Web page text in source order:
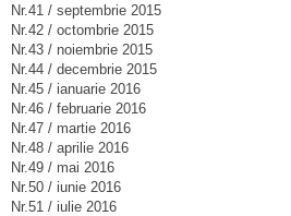
Nr.41 / septembrie 2015
Nr.42 / octombrie 2015
Nr.43 / noiembrie 2015
Nr.44 / decembrie 2015
Nr.45 / ianuarie 2016
Nr.46 / februarie 2016
Nr.47 / martie 2016
Nr.48 / aprilie 2016
Nr.49 / mai 2016
Nr.50 / iunie 2016
Nr.51 / iulie 2016